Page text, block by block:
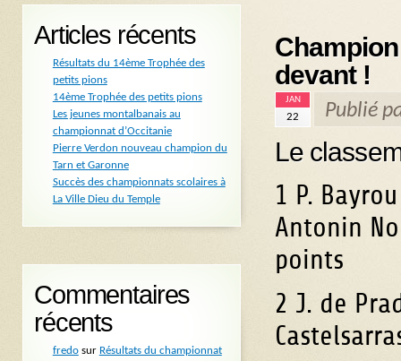
devant !
JAN
22 Publié
Le
1 P.
Antonin
points
2 J. de
Articles récents
Résultats du 14ème Trophée des
petits pions
14ème Trophée des petits pions
Les jeunes montalbanais au
championnat d’Occitanie
Pierre Verdon nouveau champion du
Tarn et Garonne
Succès des championnats scolaires à
La Ville Dieu du Temple
Commentaires
récents
fredosur Résultats du championnat